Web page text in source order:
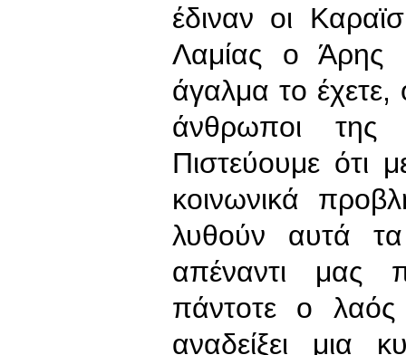
έδιναν οι
Λαμίας ο Άρης
άγαλμα το
άνθρωποι της
Πιστεύουμε ότι
κοινωνικά
λυθούν αυτά
απέναντι μας
πάντοτε ο
αναδείξει μια